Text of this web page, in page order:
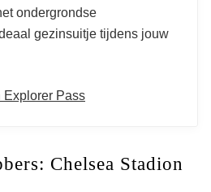
ondergrondse
gezinsuitje tijdens jouw
Explorer Pass
Chelsea Stadion